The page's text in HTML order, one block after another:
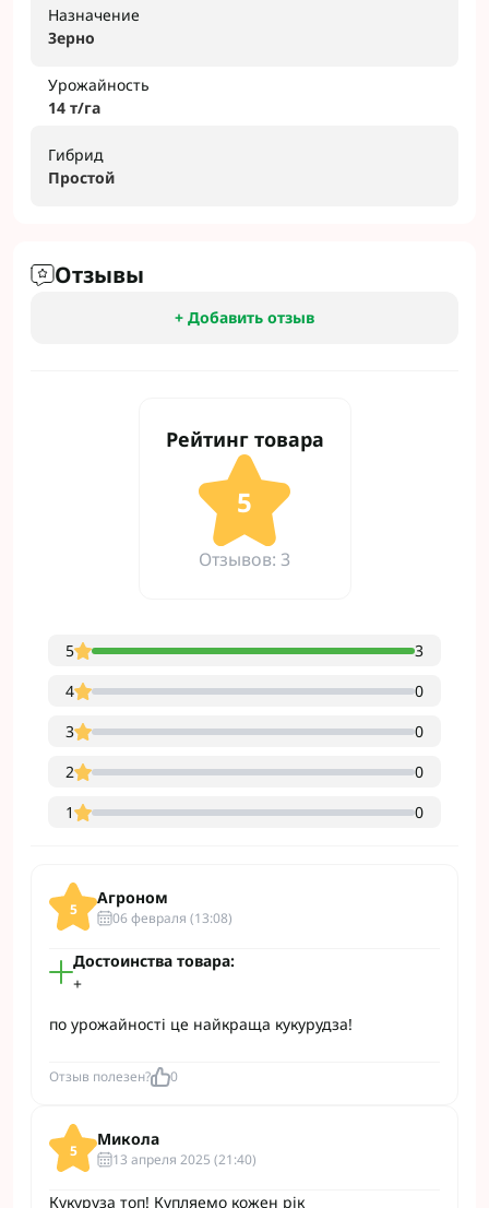
Назначение
3epнo
Урожайность
14 т/гa
Гибрид
Пpocтoй
Отзывы
+ Добавить отзыв
Рейтинг товара
5
Отзывов: 3
5
3
4
0
3
0
2
0
1
0
5
Агроном
06 февраля (13:08)
Достоинства товара:
+
по урожайності це найкраща кукурудза!
Отзыв полезен? 0
5
Микола
13 апреля 2025 (21:40)
Кукуруза топ! Купляемо кожен рік